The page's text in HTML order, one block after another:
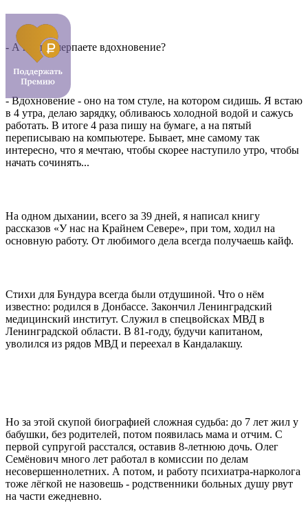
- А где вы черпаете вдохновение?
- Вдохновение - оно на том стуле, на котором сидишь. Я встаю
в 4 утра, делаю зарядку, обливаюсь холодной водой и сажусь
работать. В итоге 4 раза пишу на бумаге, а на пятый
переписываю на компьютере. Бывает, мне самому так
интересно, что я мечтаю, чтобы скорее наступило утро, чтобы
начать сочинять...
На одном дыхании, всего за 39 дней, я написал книгу
рассказов «У нас на Крайнем Севере», при том, ходил на
основную работу. От любимого дела всегда получаешь кайф.
Стихи для Бундура всегда были отдушиной. Что о нём
известно: родился в Донбассе. Закончил Ленинградский
медицинский институт. Служил в спецвойсках МВД в
Ленинградской области. В 81-году, будучи капитаном,
уволился из рядов МВД и переехал в Кандалакшу.
Но за этой скупой биографией сложная судьба: до 7 лет жил у
бабушки, без родителей, потом появилась мама и отчим. С
первой супругой расстался, оставив 8-летнюю дочь. Олег
Семёнович много лет работал в комиссии по делам
несовершеннолетних. А потом, и работу психиатра-нарколога
тоже лёгкой не назовешь - родственники больных душу рвут
на части ежедневно.